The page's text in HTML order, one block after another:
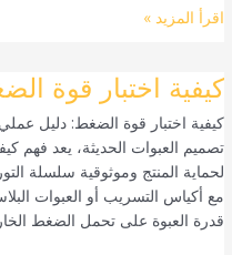
اقرأ المزيد »
كيفية اختبار قوة
كيفية اختبار قوة الضغط: دليل
تصميم العبوات الحديثة، يعد فهم
لحماية المنتج وموثوقية سلسلة
مع أكياس التسريب أو العبوات
قدرة العبوة على تحمل الضغط
كيفية
اختبار
قوة
الضغط